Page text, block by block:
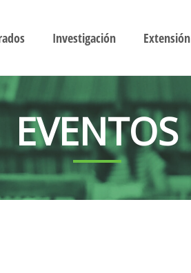
Investigación Extensión
EVENTOS